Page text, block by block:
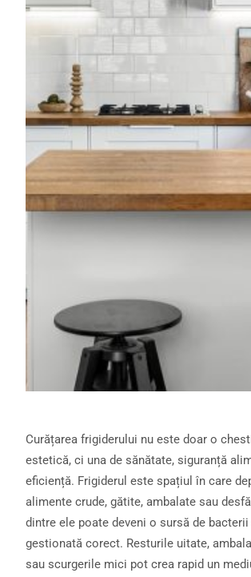
Curățarea frigiderului nu este doar o
estetică, ci una de sănătate, siguranță
eficiență. Frigiderul este spațiul în care
alimente crude, gătite, ambalate sau
dintre ele poate deveni o sursă de
gestionată corect. Resturile uitate,
sau scurgerile mici pot crea rapid un